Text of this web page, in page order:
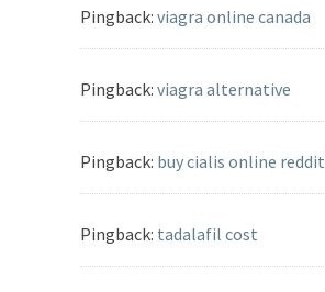
Pingback: viagra online canada
Pingback: viagra alternative
Pingback: buy cialis online reddit
Pingback: tadalafil cost